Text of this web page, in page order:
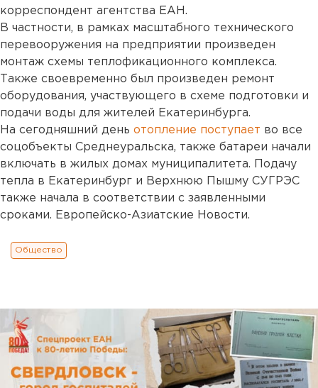
корреспондент агентства ЕАН.
В частности, в рамках масштабного технического
перевооружения на предприятии произведен
монтаж схемы теплофикационного комплекса.
Также своевременно был произведен ремонт
оборудования, участвующего в схеме подготовки и
подачи воды для жителей Екатеринбурга.
На сегодняшний день отопление поступает во все
соцобъекты Среднеуральска, также батареи начали
включать в жилых домах муниципалитета. Подачу
тепла в Екатеринбург и Верхнюю Пышму СУГРЭС
также начала в соответствии с заявленными
сроками. Европейско-Азиатские Новости.
Общество